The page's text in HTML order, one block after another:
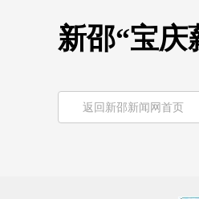
新邵“宝庆
返回新邵新闻网首页